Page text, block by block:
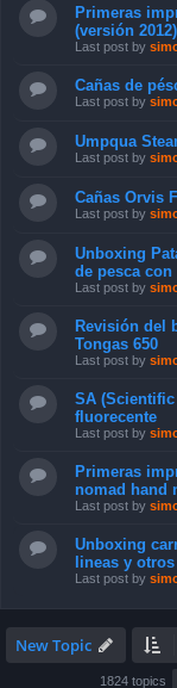
Primeras
(versión 2012)
Last post by
Cañas de
Last post by
Umpqua
Last post by
Cañas Orvis
Last post by
Unboxing
de pesca con
Last post by
Revisión del
Tongas 650
Last post by
SA
fluorecente
Last post by
Primeras
nomad hand
Last post by
Unboxing
lineas y
Last post by
New Topic
1824 topics